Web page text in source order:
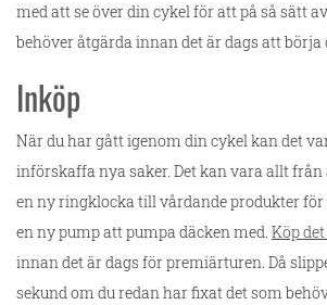
med att se över din cykel för att på så sätt
behöver åtgärda innan det är dags att börja
Inköp
När du har gått igenom din cykel kan det
införskaffa nya saker. Det kan vara allt från
en ny ringklocka till vårdande produkter för
en ny pump att pumpa däcken med. Köp
innan det är dags för premiärturen. Då
sekund om du redan har fixat det som